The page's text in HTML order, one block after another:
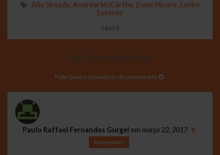
Ally Sheedy, Andrew McCarthy, Demi Moore, Emilio
Estevez
teste
26 comentários
Pular para o formulário de comentário
Paulo Raffael Fernandes Gurgel em março 22, 2017 #
Responder